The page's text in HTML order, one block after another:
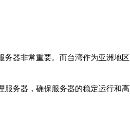
器非常重要。而台湾作为亚洲地
务器，确保服务器的稳定运行和